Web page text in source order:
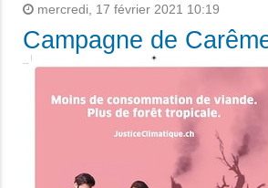
mercredi, 17 février 2021 10:19
Campagne de